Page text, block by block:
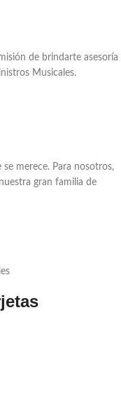
de brindarte asesoría
Musicales.
merece. Para nosotros,
gran familia de